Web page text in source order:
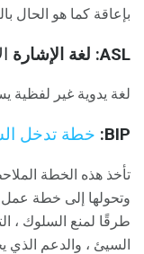
بإعاقة كما هو الحال
ASL: لغة الإشارة
لغة يدوية غير لفظية
BIP: خطة تدخل
تأخذ هذه الخطة
وتحولها إلى خطة
طرقًا لمنع السلوك ،
السيئ ، والدعم الذي